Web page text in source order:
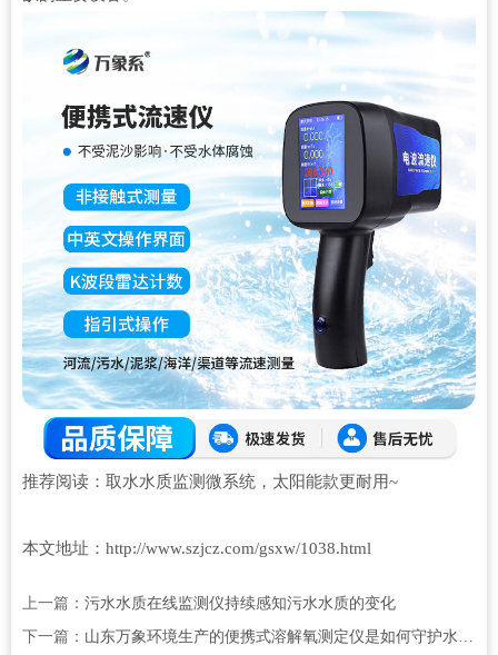
推荐阅读： 取水水质监测微系统，太阳能款更耐用~
本文地址：http://www.szjcz.com/gsxw/1038.html
上一篇： 污水水质在线监测仪持续感知污水水质的变化
下一篇： 山东万象环境生产的便携式溶解氧测定仪是如何守护水质安全的？